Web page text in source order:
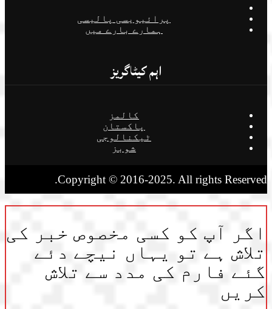
پرائیویسی پالیسی
ہمارے بارے میں
اہم کیٹاگریز
کالمز
پاکستان
ٹیکنالوجی
شوبز
Copyright © 2016-2025. All rights Reserved.
اگر آپ کو کسی مخصوص خبر کی
تلاش ہے تو یہاں نیچے دئے
گئے فارم کی مدد سے تلاش
کریں